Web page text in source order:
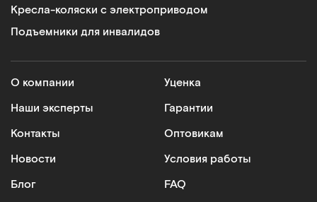
Кресла-коляски с электроприводом
Подъемники для инвалидов
О компании
Наши эксперты
Контакты
Новости
Блог
Уценка
Гарантии
Оптовикам
Условия работы
FAQ